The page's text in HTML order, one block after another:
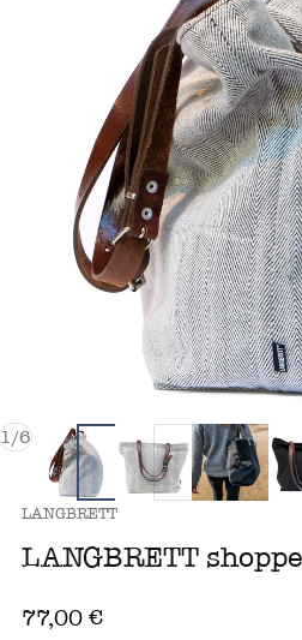
1 /
von
6
anbieter:
LANGBRETT
LANGBRETT
regulärer preis
77,00 €